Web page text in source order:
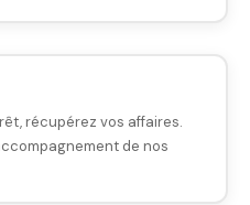
récupérez vos affaires.
de nos